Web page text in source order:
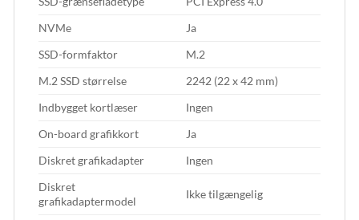
NVMe
Ja
SSD-formfaktor
M.2
M.2 SSD størrelse
2242 (22 x 42 mm)
Indbygget kortlæser
Ingen
On-board grafikkort
Ja
Diskret grafikadapter
Ingen
Diskret
grafikadaptermodel
Ikke tilgængelig